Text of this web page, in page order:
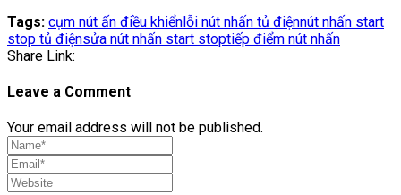
Tags: cụm nút ấn điều khiểnlỗi nút nhấn tủ điệnnút nhấn start
stop tủ điệnsửa nút nhấn start stoptiếp điểm nút nhấn
Share Link:
Leave a Comment
Your email address will not be published.